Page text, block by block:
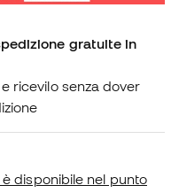
gratuite in
ricevilo senza dover
disponibile nel punto